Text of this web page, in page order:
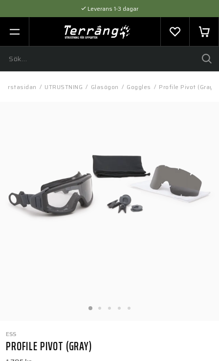
Leverans 1-3 dagar
Flexibel betalning med SVEA
Expertråd & Kvalitetsprodukter
Förstasidan / UTRUSTNING / Glasögon / Goggles / Profile Pivot (Gray)
ESS
PROFILE PIVOT (GRAY)